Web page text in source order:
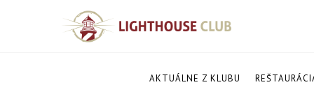
AKTUÁLNE Z KLUBU